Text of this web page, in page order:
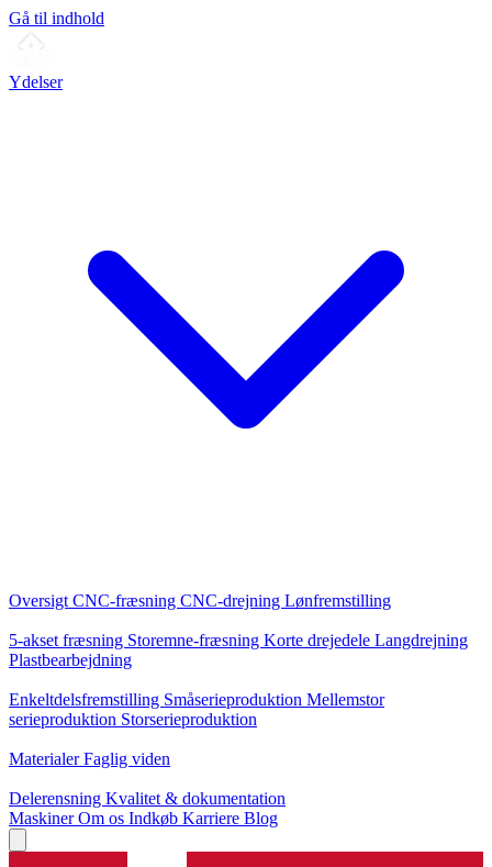
Gå til indhold
Ydelser
Oversigt CNC-fræsning CNC-drejning Lønfremstilling
5-akset fræsning Storemne-fræsning Korte drejedele Langdrejning
Plastbearbejdning
Enkeltdelsfremstilling Småserieproduktion Mellemstor
serieproduktion Storserieproduktion
MaterialerFaglig viden
Delerensning Kvalitet & dokumentation
MaskinerOm os Indkøb Karriere Blog